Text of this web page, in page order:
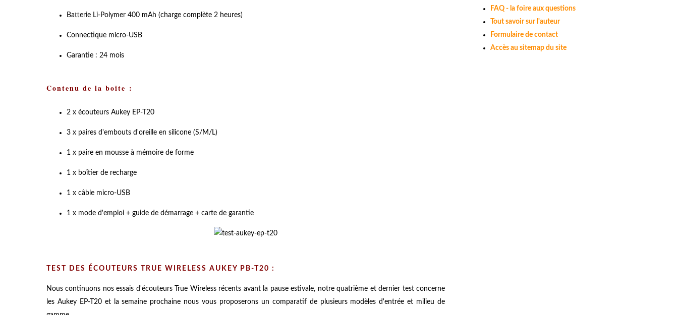
Batterie Li-Polymer 400 mAh (charge complète 2 heures)
Connectique micro-USB
Garantie : 24 mois
Contenu de la boite :
2 x écouteurs Aukey EP-T20
3 x paires d'embouts d'oreille en silicone (S/M/L)
1 x paire en mousse à mémoire de forme
1 x boîtier de recharge
1 x câble micro-USB
1 x mode d'emploi + guide de démarrage + carte de garantie
TEST DES ÉCOUTEURS TRUE WIRELESS AUKEY PB-T20 :
Nous continuons nos essais d'écouteurs True Wireless récents avant la pause estivale, notre quatrième et dernier test concerne
les Aukey EP-T20 et la semaine prochaine nous vous proposerons un comparatif de plusieurs modèles d'entrée et milieu de
FAQ - la foire aux questions
Tout savoir sur l'auteur
Formulaire de contact
Accès au sitemap du site